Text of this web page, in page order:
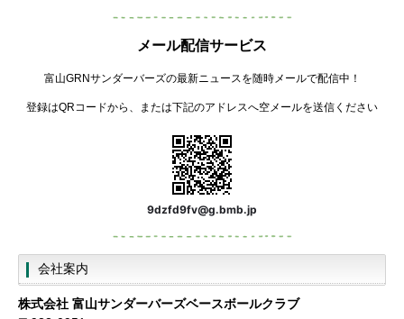
メール配信サービス
富山GRNサンダーバーズの最新ニュースを随時メールで配信中！
登録はQRコードから、または下記のアドレスへ空メールを送信ください
9dzfd9fv@g.bmb.jp
会社案内
株式会社 富山サンダーバーズベースボールクラブ